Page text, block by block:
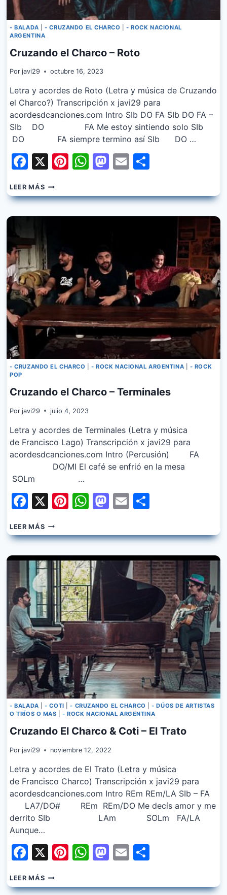
- BALADA |- CRUZANDO EL CHARCO |- ROCK NACIONAL
ARGENTINA
Cruzando el Charco – Roto
Por javi29 octubre 16, 2023
Letra y acordes de Roto (Letra y música de Cruzando
el Charco?) Transcripción x javi29 para
acordesdcanciones.com Intro SIb DO FA SIb DO FA –
SIb DO FA Me estoy sintiendo solo SIb
DO FA siempre termino así SIb DO …
Facebook
X Pinterest
WhatsApp
Mastodon
Email
LEER MÁSCRUZANDO
EL
CHARCO
- CRUZANDO EL CHARCO |- ROCK NACIONAL ARGENTINA
- ROCK
POP
Cruzando el Charco – Terminales
Por javi29 julio 4, 2023
Letra y acordes de Terminales (Letra y música
de Francisco Lago) Transcripción x javi29 para
acordesdcanciones.com Intro (Percusión) FA
DO/MI El café se enfrió en la mesa
SOLm …
Facebook
X Pinterest
WhatsApp
Mastodon
Email
LEER MÁSCRUZANDO
EL
CHARCO
TERMINALES
- BALADA |- COTI |- CRUZANDO EL CHARCO |- DÚOS DE ARTISTAS
O TRÍOS O MAS |- ROCK NACIONAL ARGENTINA
Cruzando El Charco & Coti – El Trato
Por javi29 noviembre 12, 2022
Letra y acordes de El Trato (Letra y música
de Francisco Charco) Transcripción x javi29 para
acordesdcanciones.com Intro REm REm/LA SIb – FA
LA7/DO# REm REm/DO Me decís amor y me
derrito SIb LAm SOLm FA/LA
Aunque…
Facebook
X Pinterest
WhatsApp
Mastodon
Email
LEER MÁSCRUZANDO
EL